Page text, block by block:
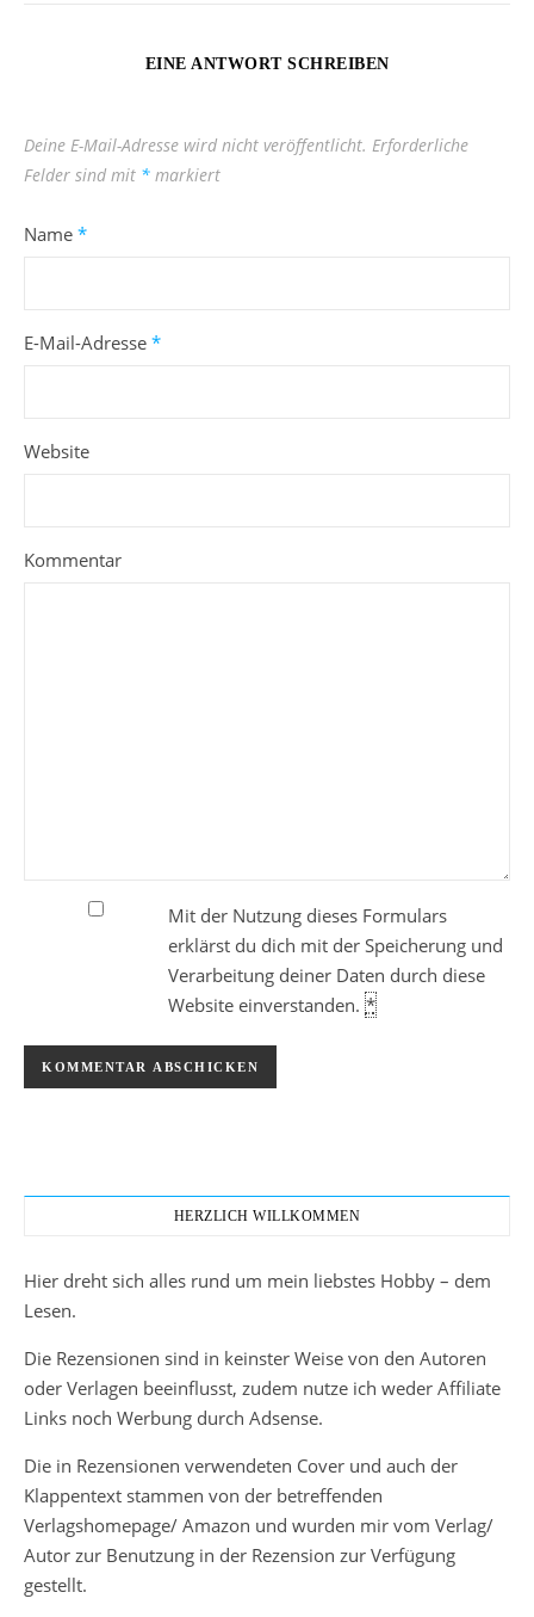
EINE ANTWORT SCHREIBEN
Deine E-Mail-Adresse wird nicht veröffentlicht. Erforderliche
Felder sind mit * markiert
Name *
E-Mail-Adresse *
Website
Kommentar
Mit der Nutzung dieses Formulars
erklärst du dich mit der Speicherung und
Verarbeitung deiner Daten durch diese
Website einverstanden. *
HERZLICH WILLKOMMEN
Hier dreht sich alles rund um mein liebstes Hobby – dem
Lesen.
Die Rezensionen sind in keinster Weise von den Autoren
oder Verlagen beeinflusst, zudem nutze ich weder Affiliate
Links noch Werbung durch Adsense.
Die in Rezensionen verwendeten Cover und auch der
Klappentext stammen von der betreffenden
Verlagshomepage/ Amazon und wurden mir vom Verlag/
Autor zur Benutzung in der Rezension zur Verfügung
gestellt.